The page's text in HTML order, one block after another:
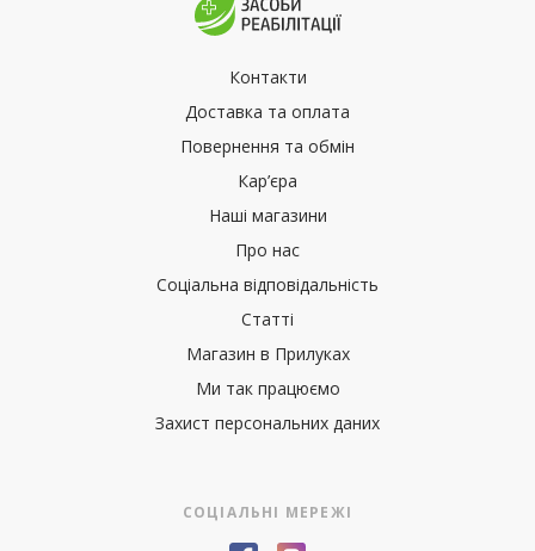
Контакти
Доставка та оплата
Повернення та обмін
Кар’єра
Наші магазини
Про нас
Соціальна відповідальність
Статті
Магазин в Прилуках
Ми так працюємо
Захист персональних даних
СОЦІАЛЬНІ МЕРЕЖІ